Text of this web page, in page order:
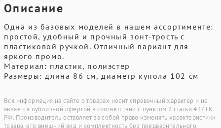
Описание
Одна из базовых моделей в нашем ассортименте:
простой, удобный и прочный зонт-трость с
пластиковой ручкой. Отличный вариант для
яркого промо.
Материал: пластик, полиэстер
Размеры: длина 86 см, диаметр купола 102 см
Вся информация на сайте о товарах носит справочный характер и не
является публичной офертой в соответствии с пунктом 2 статьи 437 ГК
РФ. Производитель оставляет за собой право изменять характеристики
товара, его внешний вид и комплектность без предварительного